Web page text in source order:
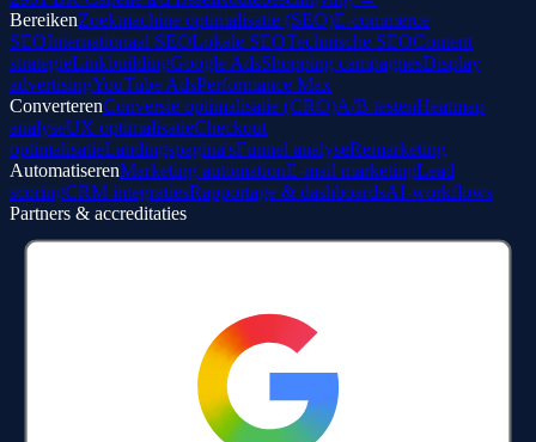
BereikenZoekmachine optimalisatie (SEO)E-commerce
SEOInternationaal SEOLokale SEOTechnische SEOContent
strategieLinkbuildingGoogle AdsShopping campagnesDisplay
advertisingYouTube AdsPerformance Max
ConverterenConversie optimalisatie (CRO)A/B testenHeatmap
analyseUX optimalisatieCheckout
optimalisatieLandingspagina'sFunnel analyseRemarketing
AutomatiserenMarketing automationE-mail marketingLead
scoringCRM integratiesRapportage & dashboardsAI-workflows
Partners & accreditaties